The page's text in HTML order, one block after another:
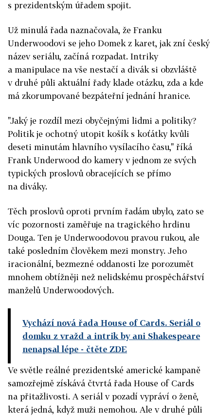
s prezidentským úřadem spojit.
Už minulá řada naznačovala, že Franku
Underwoodovi se jeho Domek z karet, jak zní český
název seriálu, začíná rozpadat. Intriky
a manipulace na vše nestačí a divák si obzvláště
v druhé půli aktuální řady klade otázku, zda a kde
má zkorumpované bezpáteřní jednání hranice.
"Jaký je rozdíl mezi obyčejnými lidmi a politiky?
Politik je ochotný utopit košík s koťátky kvůli
deseti minutám hlavního vysílacího času," říká
Frank Underwood do kamery v jednom ze svých
typických proslovů obracejících se přímo
na diváky.
Těch proslovů oproti prvním řadám ubylo, zato se
víc pozornosti zaměřuje na tragického hrdinu
Douga. Ten je Underwoodovou pravou rukou, ale
také posledním člověkem mezi monstry. Jeho
iracionální, bezmezné oddanosti lze porozumět
mnohem obtížněji než nelidskému prospěchářství
manželů Underwoodových.
Vychází nová řada House of Cards. Seriál o
domku z vražd a intrik by ani Shakespeare
nenapsal lépe - čtěte ZDE
Ve světle reálné prezidentské americké kampaně
samozřejmě získává čtvrtá řada House of Cards
na přitažlivosti. A seriál v pozadí vypráví o ženě,
která jedná, když muži nemohou. Ale v druhé půli